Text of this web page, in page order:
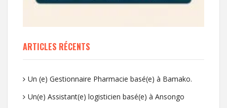
ARTICLES RÉCENTS
Un (e) Gestionnaire Pharmacie basé(e) à Bamako.
Un(e) Assistant(e) logisticien basé(e) à Ansongo